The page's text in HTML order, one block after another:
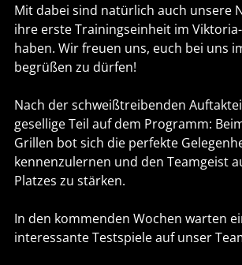
Mit dabei sind natürlich auch unsere
ihre erste Trainingseinheit im
haben. Wir freuen uns, euch bei uns
begrüßen zu dürfen!
Nach der schweißtreibenden
gesellige Teil auf dem Programm:
Grillen bot sich die perfekte
kennenzulernen und den Teamgeist
Platzes zu stärken.
In den kommenden Wochen warten
interessante Testspiele auf unser